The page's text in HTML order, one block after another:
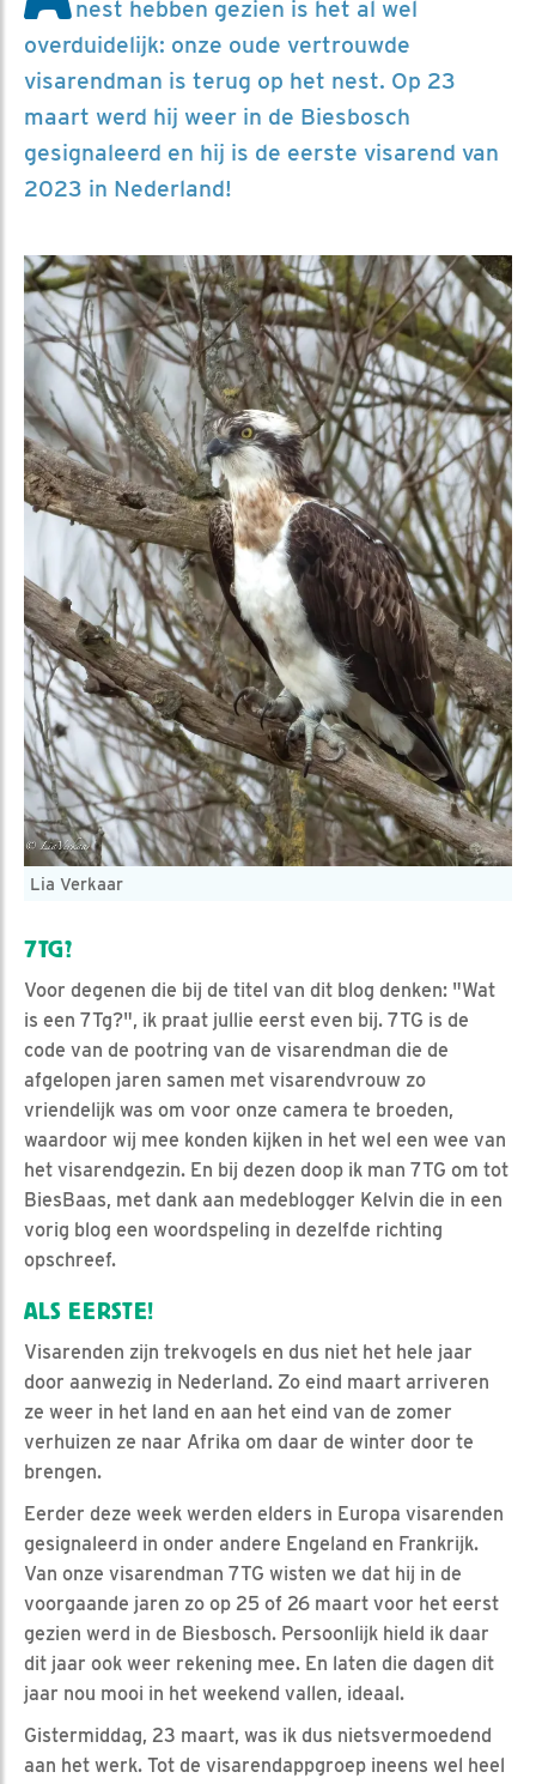
nest hebben gezien is het al wel
overduidelijk: onze oude vertrouwde
visarendman is terug op het nest. Op 23
maart werd hij weer in de Biesbosch
gesignaleerd en hij is de eerste visarend van
2023 in Nederland!
Lia Verkaar
7TG?
Voor degenen die bij de titel van dit blog denken: "Wat
is een 7Tg?", ik praat jullie eerst even bij. 7TG is de
code van de pootring van de visarendman die de
afgelopen jaren samen met visarendvrouw zo
vriendelijk was om voor onze camera te broeden,
waardoor wij mee konden kijken in het wel een wee van
het visarendgezin. En bij dezen doop ik man 7TG om tot
BiesBaas, met dank aan medeblogger Kelvin die in een
vorig blog een woordspeling in dezelfde richting
opschreef.
ALS EERSTE!
Visarenden zijn trekvogels en dus niet het hele jaar
door aanwezig in Nederland. Zo eind maart arriveren
ze weer in het land en aan het eind van de zomer
verhuizen ze naar Afrika om daar de winter door te
brengen.
Eerder deze week werden elders in Europa visarenden
gesignaleerd in onder andere Engeland en Frankrijk.
Van onze visarendman 7TG wisten we dat hij in de
voorgaande jaren zo op 25 of 26 maart voor het eerst
gezien werd in de Biesbosch. Persoonlijk hield ik daar
dit jaar ook weer rekening mee. En laten die dagen dit
jaar nou mooi in het weekend vallen, ideaal.
Gistermiddag, 23 maart, was ik dus nietsvermoedend
aan het werk. Tot de visarendappgroep ineens wel heel